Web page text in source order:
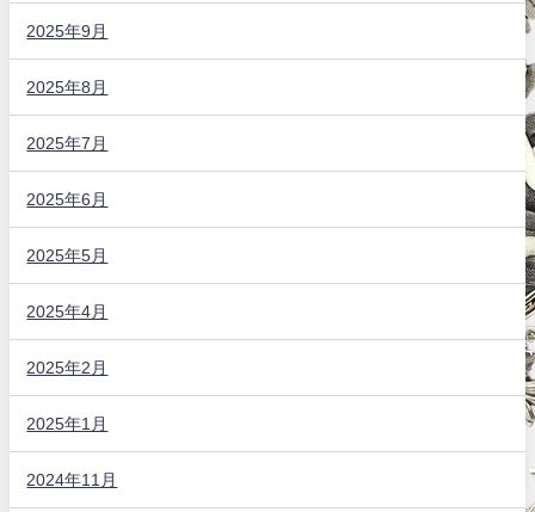
2025年9月
2025年8月
2025年7月
2025年6月
2025年5月
2025年4月
2025年2月
2025年1月
2024年11月